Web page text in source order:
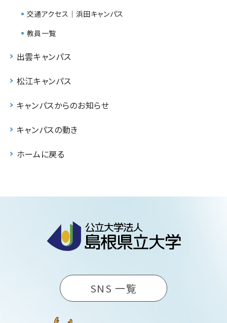
交通アクセス｜浜田キャンパス
教員一覧
出雲キャンパス
松江キャンパス
キャンパスからのお知らせ
キャンパスの動き
ホームに戻る
SNS 一覧